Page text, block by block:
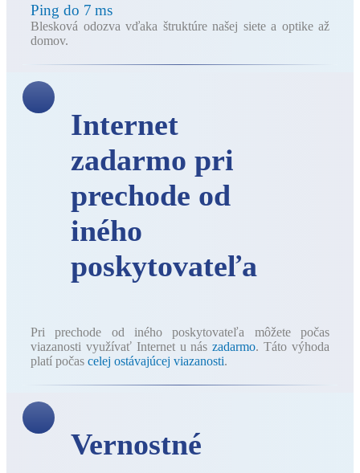
Ping do 7 ms
Blesková odozva vďaka štruktúre našej siete a optike až
domov.
Internet
zadarmo pri
prechode od
iného
poskytovateľa
Pri prechode od iného poskytovateľa môžete počas
viazanosti využívať Internet u nászadarmo. Táto výhoda
platí počas celej ostávajúcej viazanosti.
Vernostné